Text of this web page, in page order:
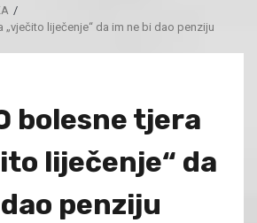
„vječito liječenje“ da im ne bi dao penziju
bolesne tjera
liječenje“ da
penziju